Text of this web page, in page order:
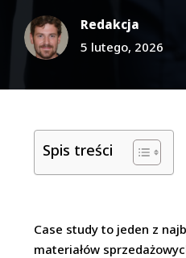
Redakcja
5 lutego, 2026
Spis treści
Case study to jeden z
materiałów